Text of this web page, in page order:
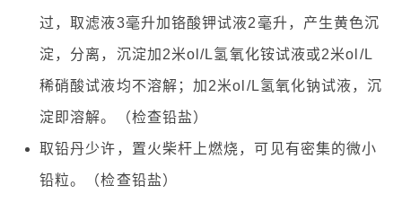
过，取滤液3毫升加铬酸钾试液2毫升，产生黄色沉
淀，分离，沉淀加2米ol/L氢氧化铵试液或2米ol/L
稀硝酸试液均不溶解；加2米ol/L氢氧化钠试液，沉
淀即溶解。（检查铅盐）
取铅丹少许，置火柴杆上燃烧，可见有密集的微小
铅粒。（检查铅盐）